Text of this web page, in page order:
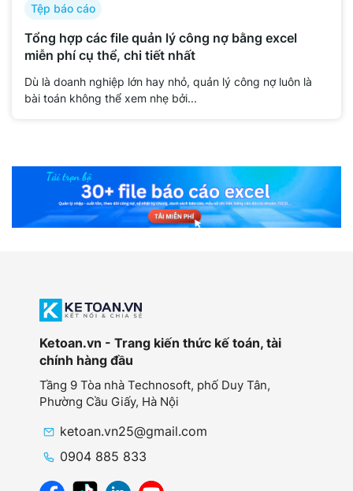
Tệp báo cáo
Tổng hợp các file quản lý công nợ bằng excel
miễn phí cụ thể, chi tiết nhất
Dù là doanh nghiệp lớn hay nhỏ, quản lý công nợ luôn là
bài toán không thể xem nhẹ bởi...
Ketoan.vn - Trang kiến thức kế toán, tài
chính hàng đầu
Tầng 9 Tòa nhà Technosoft, phố Duy Tân,
Phường Cầu Giấy, Hà Nội
ketoan.vn25@gmail.com
0904 885 833